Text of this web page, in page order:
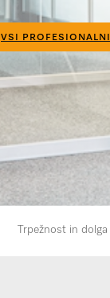
VSI
Trpežnost in